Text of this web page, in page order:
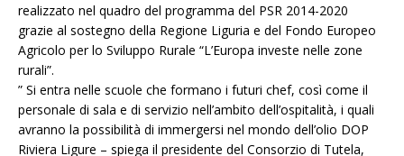
realizzato nel quadro del programma del PSR 2014-2020
grazie al sostegno della Regione Liguria e del Fondo Europeo
Agricolo per lo Sviluppo Rurale “L’Europa investe nelle zone
rurali”.
” Si entra nelle scuole che formano i futuri chef, così come il
personale di sala e di servizio nell’ambito dell’ospitalità, i quali
avranno la possibilità di immergersi nel mondo dell’olio DOP
Riviera Ligure – spiega il presidente del Consorzio di Tutela,